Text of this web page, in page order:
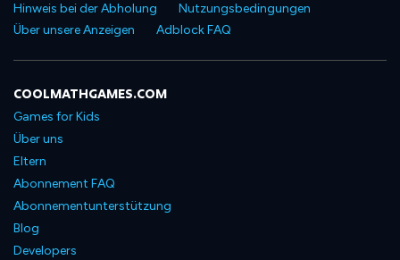
Hinweis bei der Abholung
Nutzungsbedingungen
Über unsere Anzeigen
Adblock FAQ
COOLMATHGAMES.COM
Games for Kids
Über uns
Eltern
Abonnement FAQ
Abonnementunterstützung
Blog
Developers